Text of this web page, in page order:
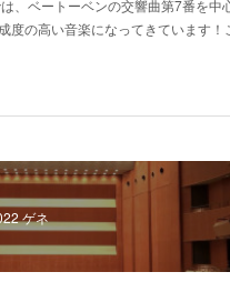
、ベートーベンの交響曲第7番を
度の高い音楽になってきています
ゲネ